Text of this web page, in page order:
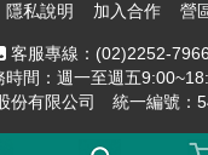
隱私說明 加入合作 營
客服專線： (02)2252-7966
時間：週一至週五
份有限公司 統一編號：